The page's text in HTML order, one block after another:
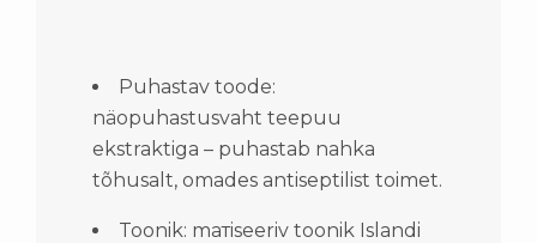
Puhastav toode:
näopuhastusvaht teepuu
ekstraktiga – puhastab nahka
tõhusalt, omades antiseptilist toimet.
Toonik: mатiseeriv toonik Islandi